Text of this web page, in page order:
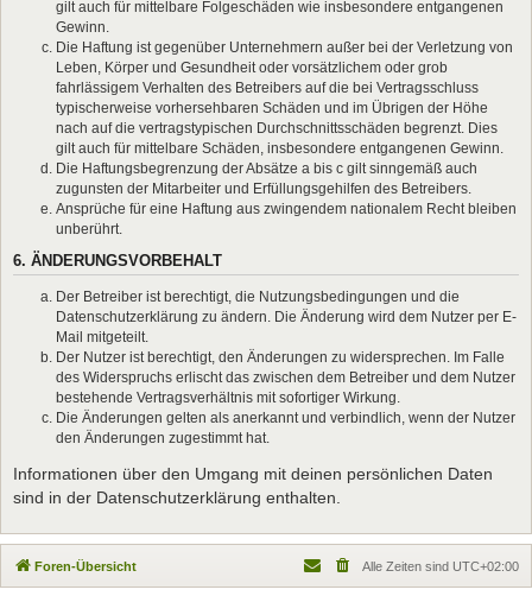
gilt auch für mittelbare Folgeschäden wie insbesondere entgangenen
Gewinn.
Die Haftung ist gegenüber Unternehmern außer bei der Verletzung von
Leben, Körper und Gesundheit oder vorsätzlichem oder grob
fahrlässigem Verhalten des Betreibers auf die bei Vertragsschluss
typischerweise vorhersehbaren Schäden und im Übrigen der Höhe
nach auf die vertragstypischen Durchschnittsschäden begrenzt. Dies
gilt auch für mittelbare Schäden, insbesondere entgangenen Gewinn.
Die Haftungsbegrenzung der Absätze a bis c gilt sinngemäß auch
zugunsten der Mitarbeiter und Erfüllungsgehilfen des Betreibers.
Ansprüche für eine Haftung aus zwingendem nationalem Recht bleiben
unberührt.
6. ÄNDERUNGSVORBEHALT
Der Betreiber ist berechtigt, die Nutzungsbedingungen und die
Datenschutzerklärung zu ändern. Die Änderung wird dem Nutzer per E-
Mail mitgeteilt.
Der Nutzer ist berechtigt, den Änderungen zu widersprechen. Im Falle
des Widerspruchs erlischt das zwischen dem Betreiber und dem Nutzer
bestehende Vertragsverhältnis mit sofortiger Wirkung.
Die Änderungen gelten als anerkannt und verbindlich, wenn der Nutzer
den Änderungen zugestimmt hat.
Informationen über den Umgang mit deinen persönlichen Daten
sind in der Datenschutzerklärung enthalten.
Foren-Übersicht Alle Zeiten sind UTC+02:00